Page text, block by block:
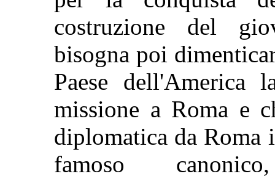
costruzione del
bisogna poi
Paese dell'America
missione a Roma e
diplomatica da Roma
famoso